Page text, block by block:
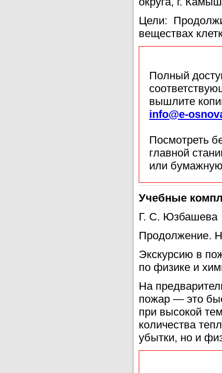
Цели:
веществах
Полный
вышлите
info@e-
Посмотреть
главной
или
Учебные
Г. С. Юзбашева
Продолжение.
Экскурсию в
по физике и
На
пожар — это
при высокой
количества
убытки, но и